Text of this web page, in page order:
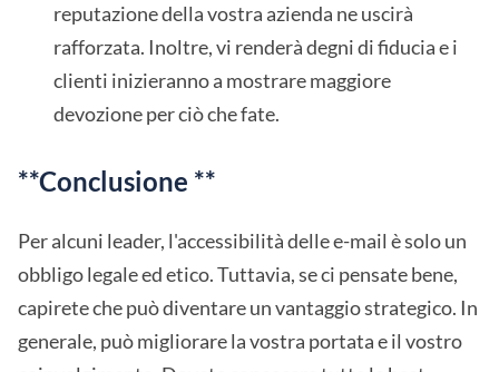
reputazione della vostra azienda ne uscirà
rafforzata. Inoltre, vi renderà degni di fiducia e i
clienti inizieranno a mostrare maggiore
devozione per ciò che fate.
**Conclusione **
Per alcuni leader, l'accessibilità delle e-mail è solo un
obbligo legale ed etico. Tuttavia, se ci pensate bene,
capirete che può diventare un vantaggio strategico. In
generale, può migliorare la vostra portata e il vostro